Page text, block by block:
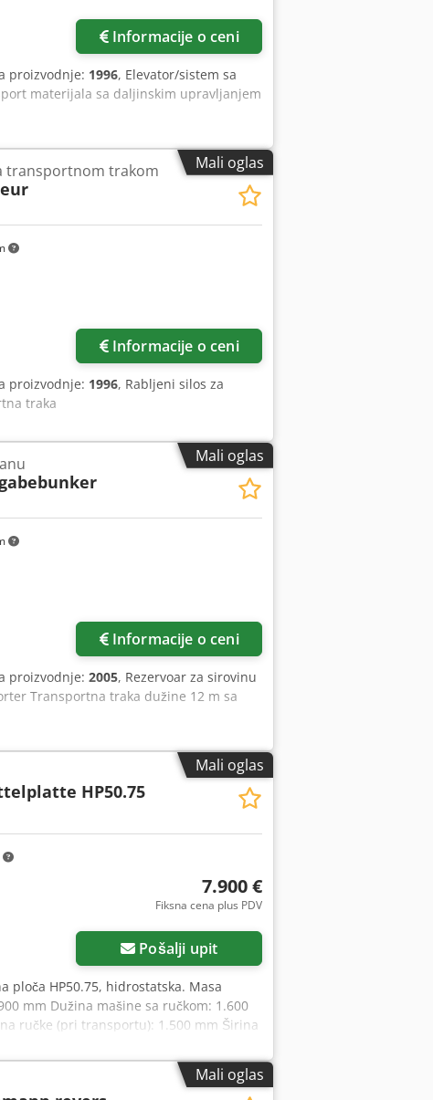
Informacije o ceni
proizvodnje: 1996, Elevator/sistem sa
materijala sa daljinskim upravljanjem
Mali oglas
transportnom trakom
Informacije o ceni
proizvodnje: 1996, Rabljeni silos za
traka
Mali oglas
Informacije o ceni
proizvodnje: 2005, Rezervoar za sirovinu
Transportna traka dužine 12 m sa
Mali oglas
Zatražite više slika
HP50.75
7.900 €
Fiksna cena plus PDV
Pošalji upit
ploča HP50.75, hidrostatska. Masa
mm Dužina mašine sa ručkom: 1.600
ručke (pri transportu): 1.500 mm Širina
1D50S Gorivo: Dizel Snaga motora pri
70 Hz Maksimalna centrifugalna sila:
mm
Mali oglas